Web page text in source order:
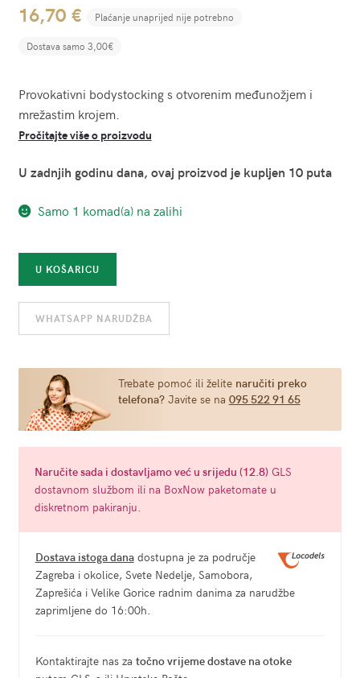
16,70 € Plaćanje unaprijed nije potrebno
Dostava samo 3,00€
Provokativni bodystocking s otvorenim međunožjem i
mrežastim krojem.
Pročitajte više o proizvodu
U zadnjih godinu dana, ovaj proizvod je kupljen 10 puta
Samo 1 komad(a) na zalihi
Bodystocking
crni
-
Leg
(univerzalna
veličina
S-
L)
U KOŠARICU
WHATSAPP NARUDŽBA
Trebate pomoć ili želite naručiti preko
telefona?Javite se na 095 522 91 65
Naručitesadai dostavljamo već u srijedu (12.8) GLS
dostavnom službom ili na BoxNow paketomate u
diskretnom pakiranju.
Dostava istoga danadostupna je za područje
Zagreba i okolice, Svete Nedelje, Samobora,
Zaprešića i Velike Gorice radnim danima za narudžbe
zaprimljene do 16:00h.
Kontaktirajte nas za točno vrijeme dostave na otoke